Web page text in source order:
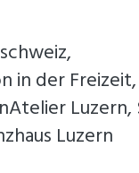
in der Freizeit,
Luzern,
Luzern